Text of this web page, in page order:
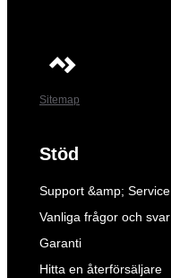
Sitemap
Stöd
Support &amp; Service
Vanliga frågor och svar
Garanti
Hitta en återförsäljare